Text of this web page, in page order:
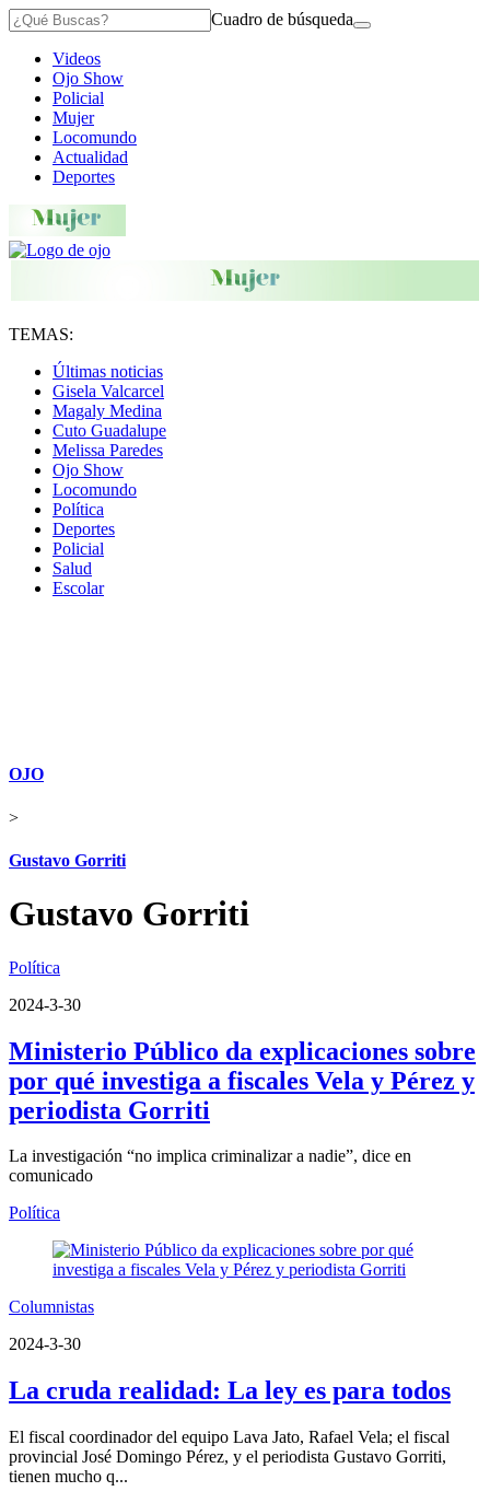
Cuadro de búsqueda
Videos
Ojo Show
Policial
Mujer
Locomundo
Actualidad
Deportes
TEMAS:
Últimas noticias
Gisela Valcarcel
Magaly Medina
Cuto Guadalupe
Melissa Paredes
Ojo Show
Locomundo
Política
Deportes
Policial
Salud
Escolar
OJO
>
Gustavo Gorriti
Gustavo Gorriti
Política
2024-3-30
Ministerio Público da explicaciones sobre
por qué investiga a fiscales Vela y Pérez y
periodista Gorriti
La investigación “no implica criminalizar a nadie”, dice en
comunicado
Política
Columnistas
2024-3-30
La cruda realidad: La ley es para todos
El fiscal coordinador del equipo Lava Jato, Rafael Vela; el fiscal
provincial José Domingo Pérez, y el periodista Gustavo Gorriti,
tienen mucho q...